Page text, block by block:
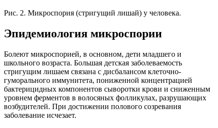
Рис. 2. Микроспория (стригущий лишай) у человека.
Эпидемиология микроспории
Болеют микроспорией, в основном, дети младшего и
школьного возраста. Большая детская заболеваемость
стригущим лишаем связана с дисбалансом клеточно-
гуморального иммунитета, пониженной концентрацией
бактерицидных компонентов сыворотки крови и сниженным
уровнем ферментов в волосяных фолликулах, разрушающих
возбудителей. При достижении полового созревания
заболевание исчезает.